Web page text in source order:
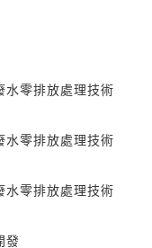
零排放處理技術
零排放處理技術
零排放處理技術
發